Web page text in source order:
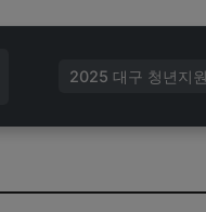
2025 대구 청년지